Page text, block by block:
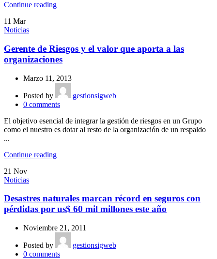
Continue reading
11 Mar
Noticias
Gerente de Riesgos y el valor que aporta a las
organizaciones
Marzo 11, 2013
Posted by
gestionsigweb
0 comments
El objetivo esencial de integrar la gestión de riesgos en un Grupo
como el nuestro es dotar al resto de la organización de un respaldo
...
Continue reading
21 Nov
Noticias
Desastres naturales marcan récord en seguros con
pérdidas por us$ 60 mil millones este año
Noviembre 21, 2011
Posted by
gestionsigweb
0 comments